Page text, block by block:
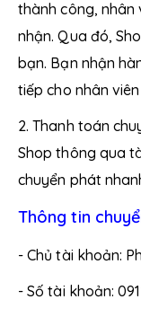
3 năm kể từ ngày
Thông Tin Xuất Xứ
– Nhà sản xuất:
DƯƠNG
– Địa chỉ:Số 59
B, Bình Tân, HCM
“Đừng chọn nơi
thành công, nhân
nhận. Qua đó,
bạn. Bạn nhận
tiếp cho nhân
2. Thanh toán
Shop thông qua
chuyển phát
Thông tin
- Chủ tài khoản:
- Số tài khoản: